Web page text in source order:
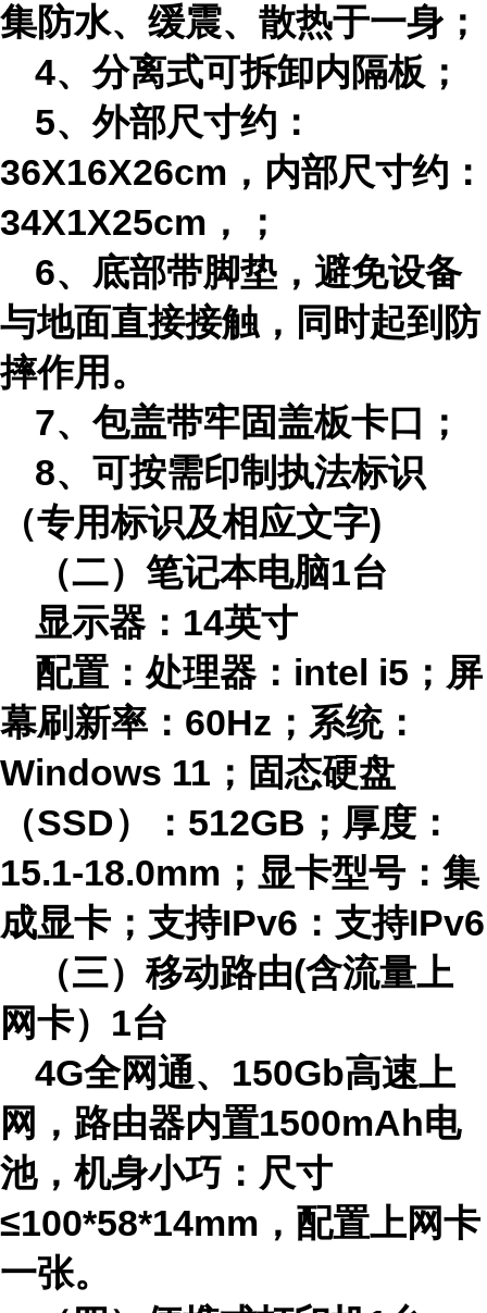
集防水、缓震、散热于一身；
4、分离式可拆卸内隔板；
5、外部尺寸约：
36X16X26cm，内部尺寸约：
34X1X25cm，；
6、底部带脚垫，避免设备
与地面直接接触，同时起到防
摔作用。
7、包盖带牢固盖板卡口；
8、可按需印制执法标识
（专用标识及相应文字)
（二）笔记本电脑1台
显示器：14英寸
配置：处理器：intel i5；屏
幕刷新率：60Hz；系统：
Windows 11；固态硬盘
（SSD）：512GB；厚度：
15.1-18.0mm；显卡型号：集
成显卡；支持IPv6：支持IPv6
（三）移动路由(含流量上
网卡）1台
4G全网通、150Gb高速上
网，路由器内置1500mAh电
池，机身小巧：尺寸
≤100*58*14mm，配置上网卡
一张。